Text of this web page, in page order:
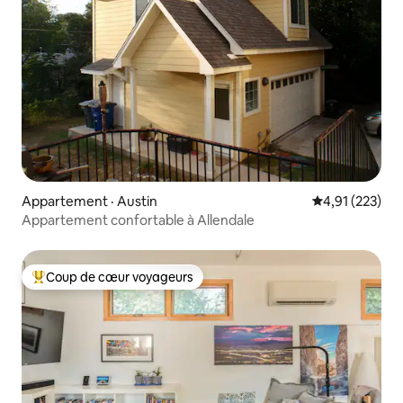
Appartement · Austin Note
4,91 (223)
Appartement confortable à Allendale
Coup de cœur voyageurs parmi les plus aimés
Coup de cœur voyageurs